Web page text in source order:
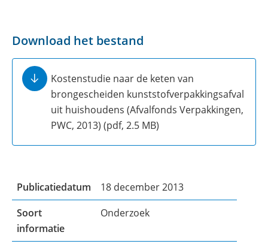
Download het bestand
Kostenstudie naar de keten van
brongescheiden kunststofverpakkingsafval
uit huishoudens (Afvalfonds Verpakkingen,
PWC, 2013) (pdf, 2.5 MB)
Publicatiedatum
18 december 2013
Soort
informatie
Onderzoek